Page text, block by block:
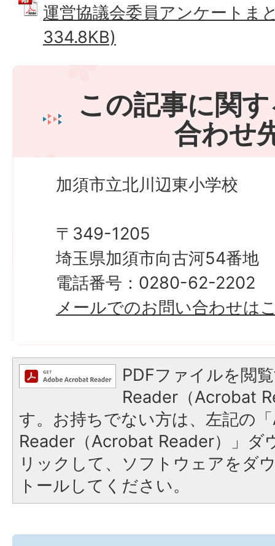
運営協議会委員アンケートま
334.8KB)
この記事に関
合わせ
加須市立北川辺東小学校
〒349-1205
埼玉県加須市向古河54番地
電話番号：0280-62-2202
メールでのお問い合わせは
PDFファイルを閲
Reader（Acrobat
す。お持ちでない方は、左記の
Reader（Acrobat Reader）」ダ
リックして、ソフトウェアをダ
トールしてください。